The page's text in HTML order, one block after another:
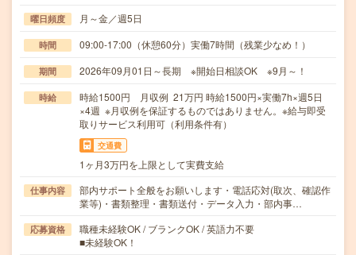
曜日頻度 月～金／週5日
時間 09:00-17:00（休憩60分）実働7時間（残業少なめ！）
期間 2026年09月01日～長期 ※開始日相談OK ※9月～！
時給
時給1500円 月収例 21万円 時給1500円×実働7h×週5日
×4週 ※月収例を保証するものではありません。※給与即受
取りサービス利用可（利用条件有）
交通費
1ヶ月3万円を上限として実費支給
仕事内容
部内サポート全般をお願いします・電話応対(取次、確認作
業等)・書類整理・書類送付・データ入力・部内事…
応募資格
職種未経験OK / ブランクOK / 英語力不要
■未経験OK！